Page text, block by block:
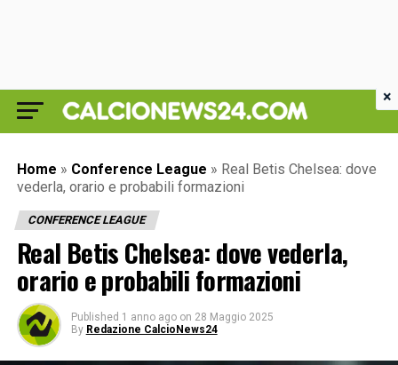
Home » Conference League » Real Betis Chelsea: dove
vederla, orario e probabili formazioni
CONFERENCE LEAGUE
Real Betis Chelsea: dove vederla,
orario e probabili formazioni
Published 1 anno ago on 28 Maggio 2025
By Redazione CalcioNews24
×